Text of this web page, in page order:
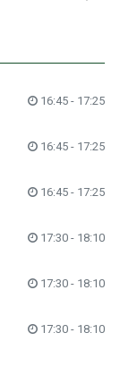
16:45 - 17:25
16:45 - 17:25
16:45 - 17:25
17:30 - 18:10
17:30 - 18:10
17:30 - 18:10